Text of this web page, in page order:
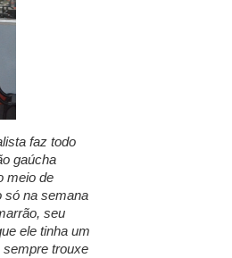
faz todo
gaúcha
meio de
só na semana
seu
ele tinha um
sempre trouxe